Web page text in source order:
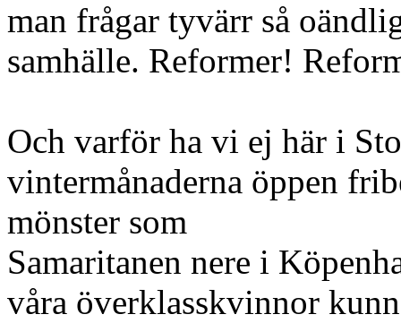
man frågar tyvärr så
samhälle. Reformer!
Och varför ha vi ej här i
vintermånaderna öppen
mönster som
Samaritanen nere i
våra överklasskvinnor